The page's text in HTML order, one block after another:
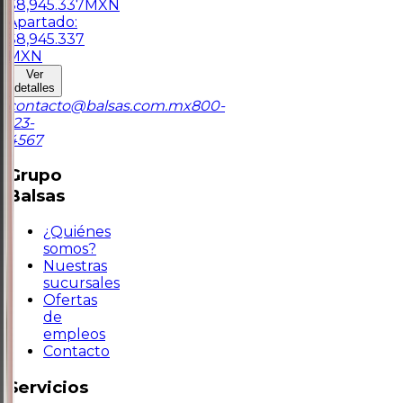
$8,945.337 MXN
Apartado:
$8,945.337
MXN
Ver
detalles
contacto@balsas.com.mx800-
123-
4567
Grupo
Balsas
¿Quiénes
somos?
Nuestras
sucursales
Ofertas
de
empleos
Contacto
Servicios